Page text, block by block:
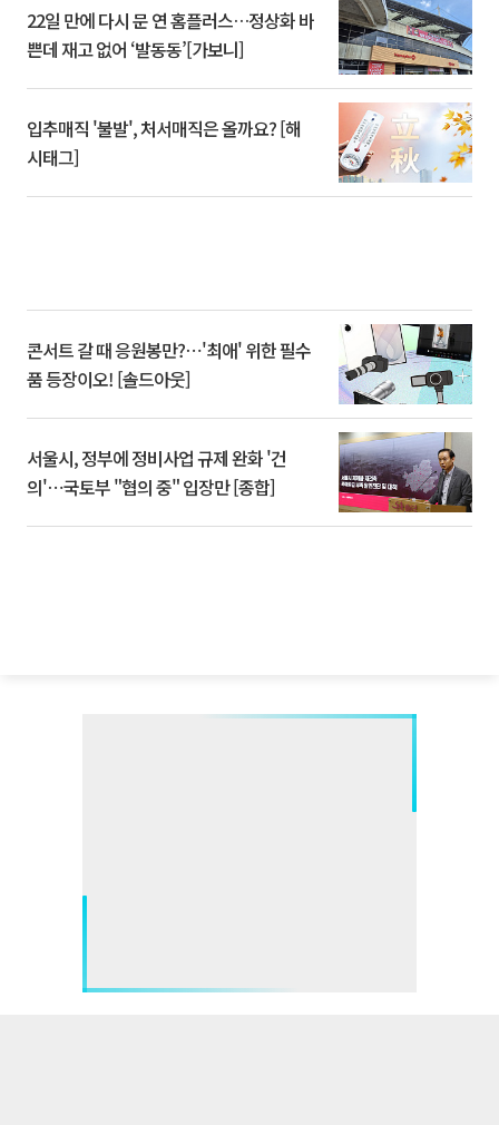
22일 만에 다시 문 연 홈플러스…정상화 바
쁜데 재고 없어 ‘발동동’[가보니]
입추매직 '불발', 처서매직은 올까요? [해
시태그]
콘서트 갈 때 응원봉만?⋯'최애' 위한 필수
품 등장이오! [솔드아웃]
서울시, 정부에 정비사업 규제 완화 '건
의'⋯국토부 "협의 중" 입장만 [종합]